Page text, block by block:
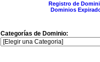
Registro de
Dominios
Categorías de Dominio: